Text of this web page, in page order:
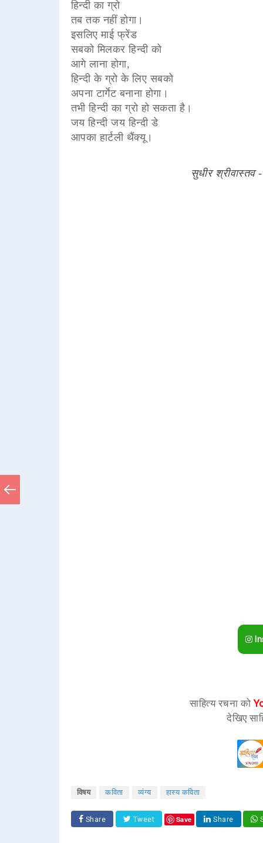
हिन्दी का ग्रो
तब तक नहीं होगा।
इसलिए माई फ्रेंड
सबको मिलकर हिन्दी को
आगे लाना होगा,
हिन्दी के ग्रो के लिए सबको
अपना टार्गेट बनाना होगा।
तभी हिन्दी का ग्रो हो सकता है।
जय हिन्दी जय हिन्दी डे
आपका हार्टली थैंक्यू।
सुधीर श्रीवास्तव
साहित्य रचना को
देखिए
विषय कविता व्यंग्य हास्य कविता
Share Tweet Save Share